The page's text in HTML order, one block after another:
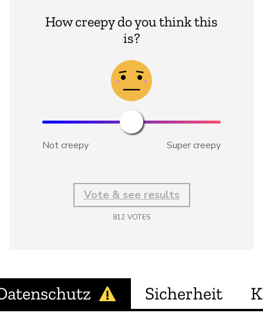
How creepy do you think this
is?
Not creepy Super creepy
Vote & see results
812 VOTES
Sicherheit